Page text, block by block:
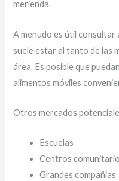
merienda.
A menudo es útil consultar
suele estar al tanto de las
área. Es posible que
alimentos móviles
Otros mercados
Escuelas
Centros
Grandes compañias